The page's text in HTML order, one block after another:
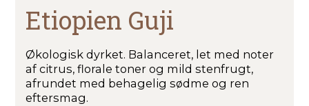
Etiopien Guji
Økologisk dyrket. Balanceret, let med noter
af citrus, florale toner og mild stenfrugt,
afrundet med behagelig sødme og ren
eftersmag.